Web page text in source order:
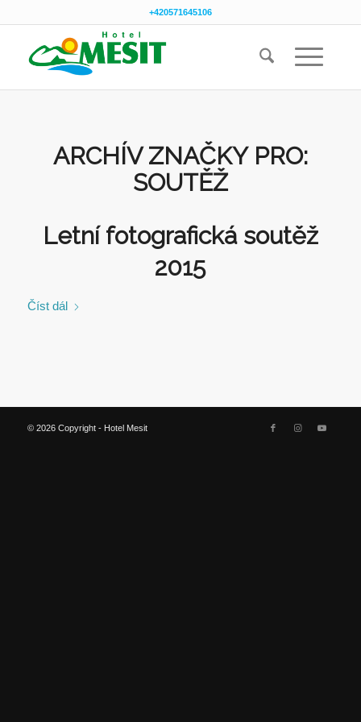
+420571645106
ARCHÍV ZNAČKY PRO:
SOUTĚŽ
Letní fotografická soutěž
2015
Číst dál
© 2026 Copyright - Hotel Mesit